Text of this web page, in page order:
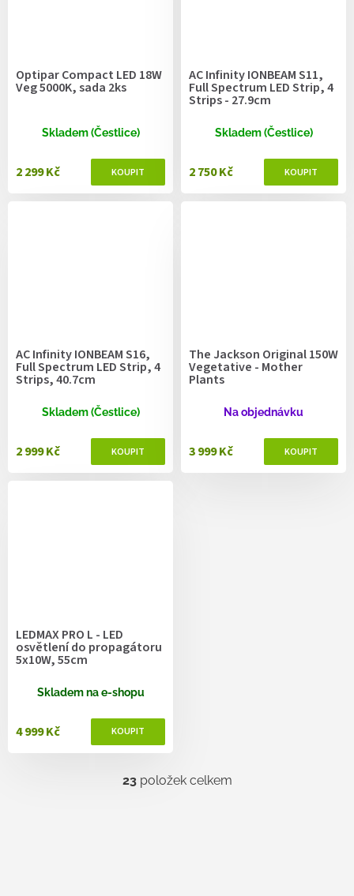
Optipar Compact LED 18W
Veg 5000K, sada 2ks
Skladem (Čestlice)
2 299 Kč
AC Infinity IONBEAM S11,
Full Spectrum LED Strip, 4
Strips - 27.9cm
Skladem (Čestlice)
2 750 Kč
AC Infinity IONBEAM S16,
Full Spectrum LED Strip, 4
Strips, 40.7cm
Skladem (Čestlice)
2 999 Kč
The Jackson Original 150W
Vegetative - Mother
Plants
Na objednávku
3 999 Kč
LEDMAX PRO L - LED
osvětlení do propagátoru
5x10W, 55cm
Skladem na e-shopu
4 999 Kč
O
23položek celkem